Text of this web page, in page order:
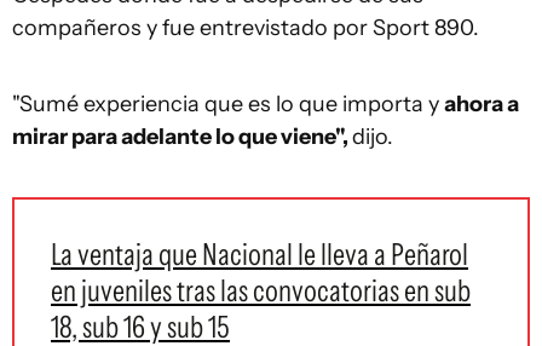
compañeros y fue entrevistado por Sport 890.
"Sumé experiencia que es lo que importa yahora a
mirar para adelante lo que viene",dijo.
La ventaja que Nacional le lleva a Peñarol
en juveniles tras las convocatorias en sub
18, sub 16 y sub 15